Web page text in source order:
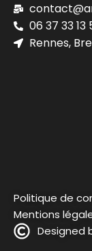
06 37 33 13
Rennes,
Politique de
Mentions
Designed